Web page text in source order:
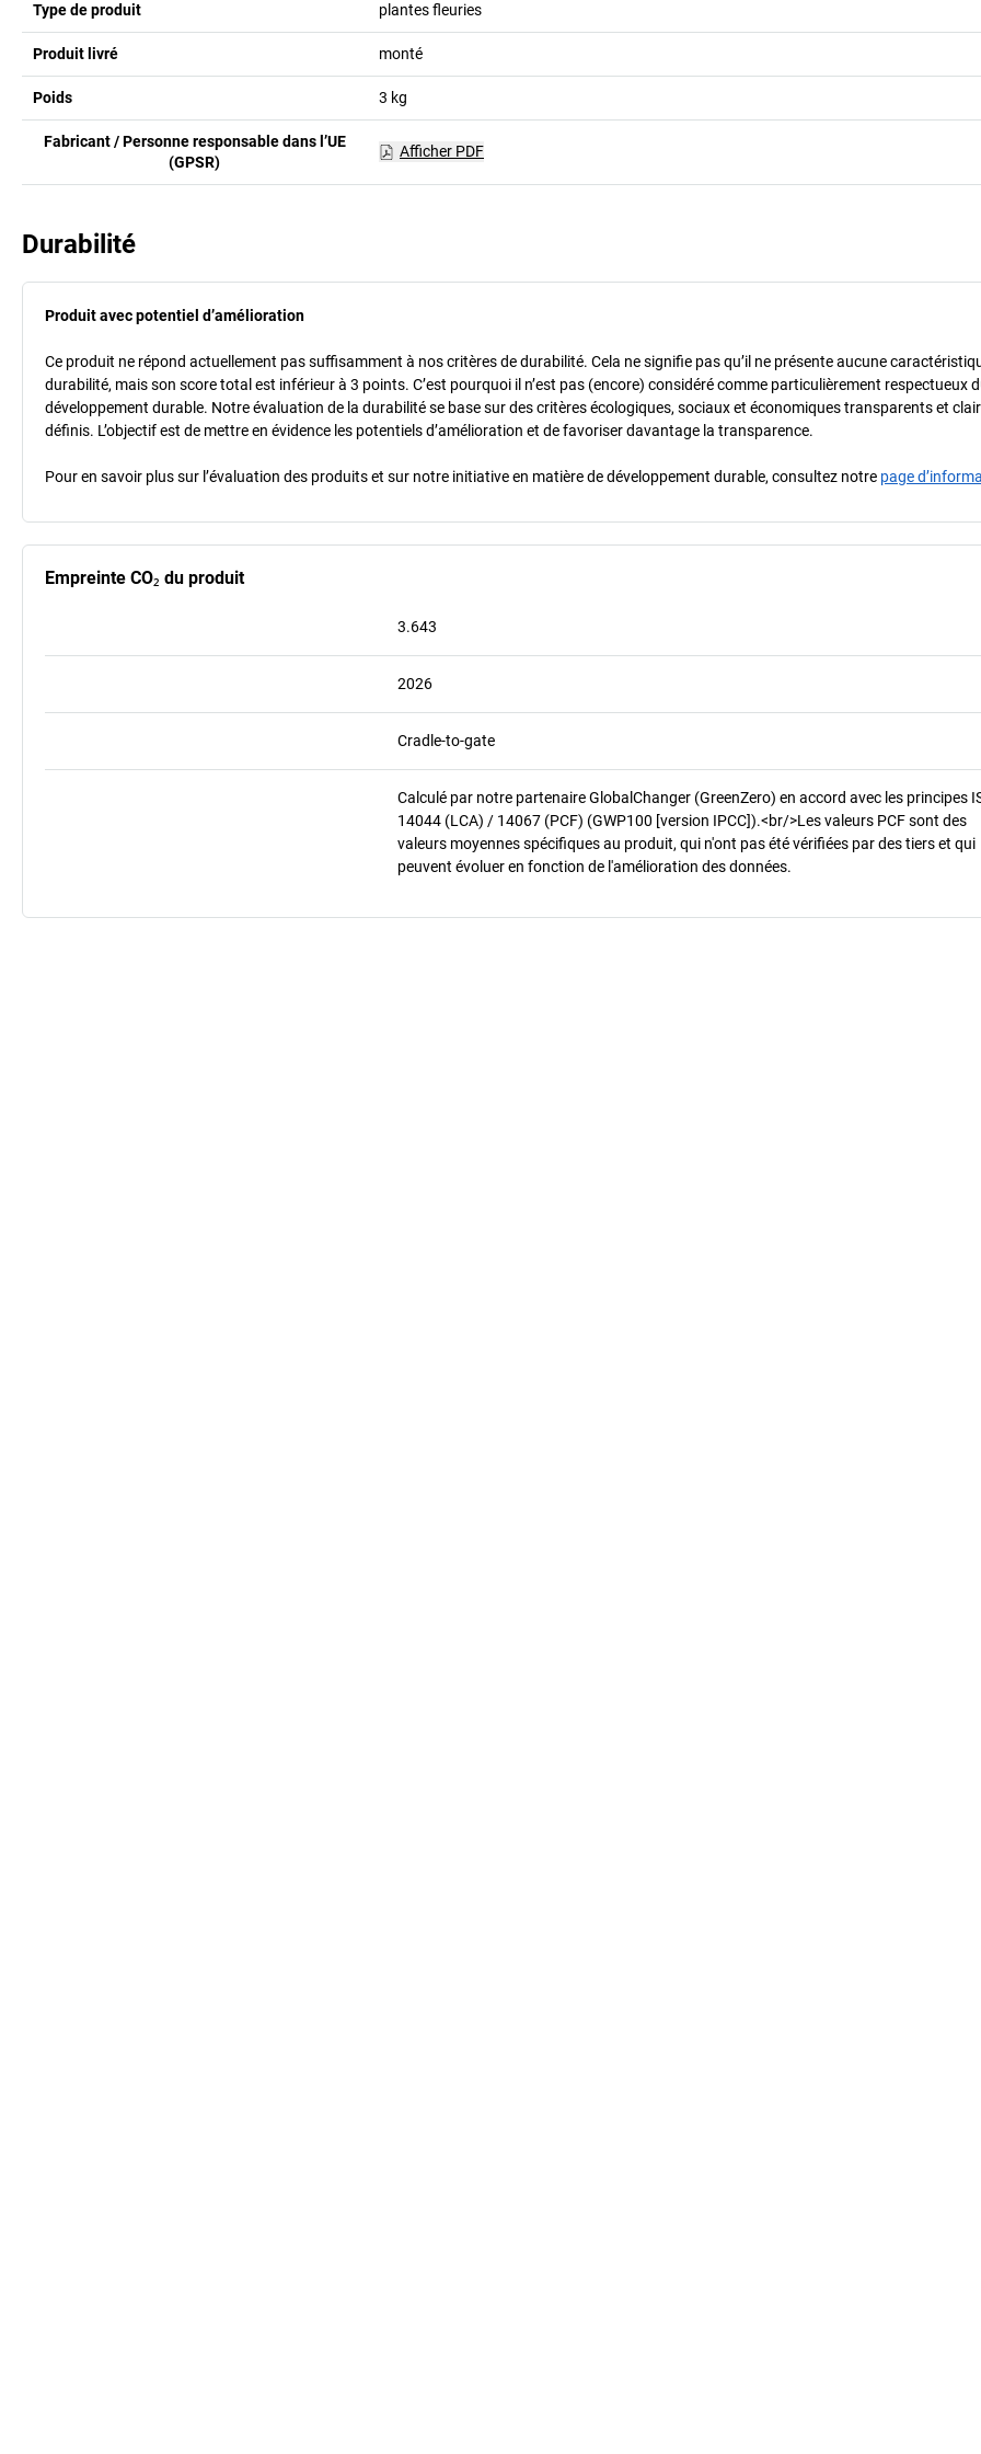
Type de produit plantes fleuries
Produit livré monté
Poids 3 kg
Fabricant / Personne responsable dans l’UE
(GPSR)
Afficher PDF
Durabilité
Produit avec potentiel d’amélioration
Ce produit ne répond actuellement pas suffisamment à nos critères de durabilité. Cela ne signifie pas qu’il ne présente aucune
durabilité, mais son score total est inférieur à 3 points. C’est pourquoi il n’est pas (encore) considéré comme particulièrement respectueux
développement durable. Notre évaluation de la durabilité se base sur des critères écologiques, sociaux et économiques transparents et
définis. L’objectif est de mettre en évidence les potentiels d’amélioration et de favoriser davantage la transparence.
Pour en savoir plus sur l’évaluation des produits et sur notre initiative en matière de développement durable, consultez notre page
Empreinte CO₂ du produit
3.643
2026
Cradle-to-gate
Calculé par notre partenaire GlobalChanger (GreenZero) en accord avec les principes
14044 (LCA) / 14067 (PCF) (GWP100 [version IPCC]).<br/>Les valeurs PCF sont des
valeurs moyennes spécifiques au produit, qui n'ont pas été vérifiées par des tiers et qui
peuvent évoluer en fonction de l'amélioration des données.